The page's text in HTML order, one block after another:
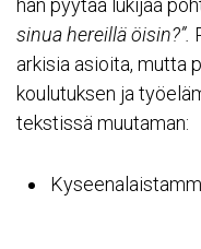
hän pyytää lukijaa
sinua hereillä öisin?”.
arkisia asioita, mutta
koulutuksen ja
tekstissä muutaman: